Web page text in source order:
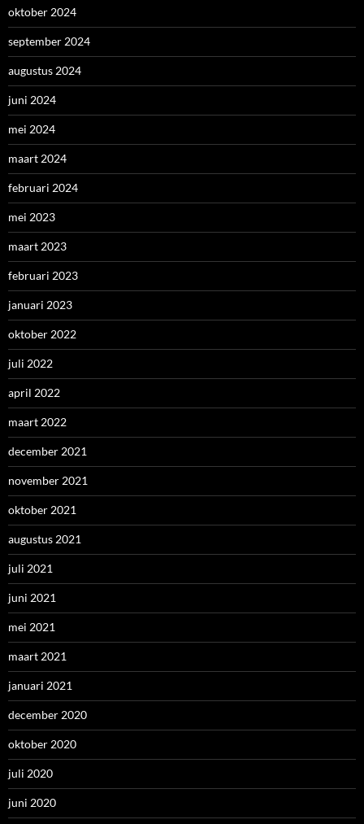
oktober 2024
september 2024
augustus 2024
juni 2024
mei 2024
maart 2024
februari 2024
mei 2023
maart 2023
februari 2023
januari 2023
oktober 2022
juli 2022
april 2022
maart 2022
december 2021
november 2021
oktober 2021
augustus 2021
juli 2021
juni 2021
mei 2021
maart 2021
januari 2021
december 2020
oktober 2020
juli 2020
juni 2020